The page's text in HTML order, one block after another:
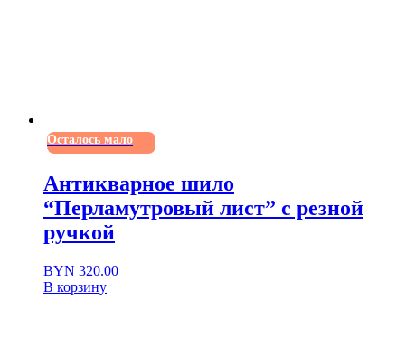
Осталось мало
Антикварное шило
“Перламутровый лист” с резной
ручкой
BYN 320.00
В корзину